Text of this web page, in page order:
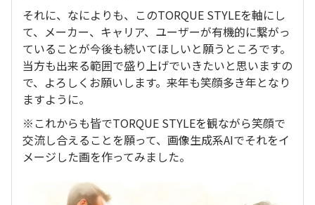
それに、なによりも、このTORQUE STYLEを軸にし
て、メーカー、キャリア、ユーザーが有機的に繋がっ
ていることが今後も続いてほしいと願うところです。
当方も出来る範囲で盛り上げでいきたいと思いますの
で、よろしくお願いします。来年も笑顔多き年となり
ますように。
※これからも皆でTORQUE STYLEを観ながら笑顔で
交流し合えることを願って、画像生成系AIでそれをイ
メージした画を作ってみました。